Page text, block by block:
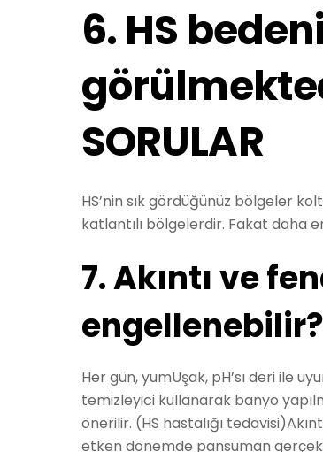
6. HS
SORULAR
HS’nin sık gördüğünüz bölgeler
katlantılı bölgelerdir. Fakat daha
7. Akıntı ve
engellenebilir?
Her gün, yumUşak, pH’sı deri ile
temizleyici kullanarak banyo
önerilir. (HS hastalığı
etken dönemde pansuman